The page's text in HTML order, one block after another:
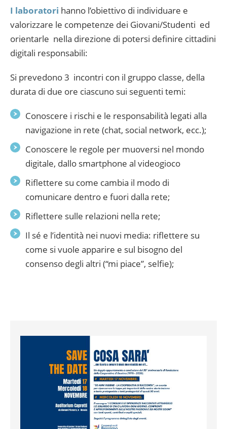
I laboratori hanno l’obiettivo di individuare e
valorizzare le competenze dei Giovani/Studenti ed
orientarle nella direzione di potersi definire cittadini
digitali responsabili:
Si prevedono 3 incontri con il gruppo classe, della
durata di due ore ciascuno sui seguenti temi:
Conoscere i rischi e le responsabilità legati alla
navigazione in rete (chat, social network, ecc.);
Conoscere le regole per muoversi nel mondo
digitale, dallo smartphone al videogioco
Riflettere su come cambia il modo di
comunicare dentro e fuori dalla rete;
Riflettere sulle relazioni nella rete;
Il sé e l’identità nei nuovi media: riflettere su
come si vuole apparire e sul bisogno del
consenso degli altri (“mi piace”, selfie);